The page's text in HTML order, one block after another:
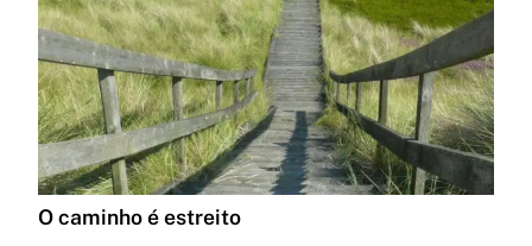
O caminho é estreito